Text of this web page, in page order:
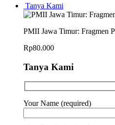
Tanya Kami
PMII Jawa Timur: Fragmen
Rp80.000
Tanya Kami
Your Name (required)